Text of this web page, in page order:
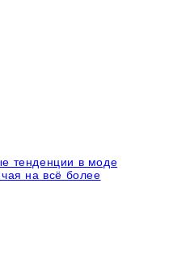
тенденции в моде
на всё более